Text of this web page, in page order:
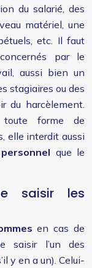
du salarié, des
matériel, une
etc. Il faut
par le
aussi bien un
stagiaires ou des
du harcèlement.
forme de
elle interdit aussi
que le
saisir les
en cas de
saisir l’un des
y en a un). Celui-